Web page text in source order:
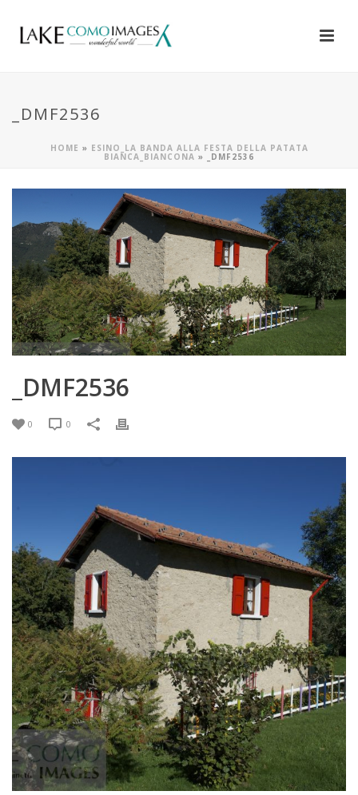
_DMF2536
HOME » ESINO_LA BANDA ALLA FESTA DELLA PATATA
BIANCA_BIANCONA » _DMF2536
_DMF2536
0 0